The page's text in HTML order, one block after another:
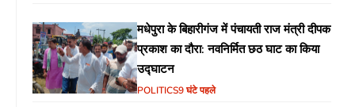
मधेपुरा के बिहारीगंज में पंचायती राज मंत्री दीपक
प्रकाश का दौरा: नवनिर्मित छठ घाट का किया
उद्घाटन
POLITICS9 घंटे पहले